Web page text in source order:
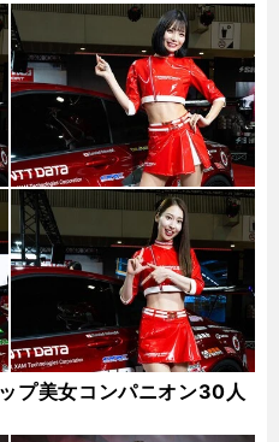
プ美女コンパニオン30人